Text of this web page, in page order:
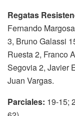
Regatas
Fernando
3, Bruno Galassi
Ruesta 2, Franco
Segovia 2, Javier
Juan Vargas.
Parciales: 19-15;